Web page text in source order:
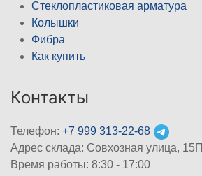
Стеклопластиковая арматура
Колышки
Фибра
Как купить
Контакты
Телефон: +7 999 313-22-68
Адрес склада: Совхозная улица, 15П
Время работы: 8:30 - 17:00